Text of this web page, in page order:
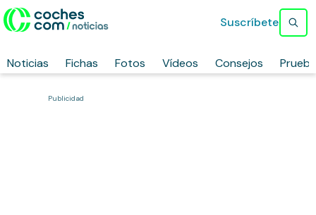
Noticias Fichas Fotos Vídeos Consejos
Suscríbete
Publicidad